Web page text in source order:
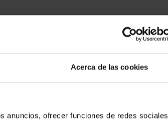
Acerca de las cookies
anuncios, ofrecer funciones de redes sociales